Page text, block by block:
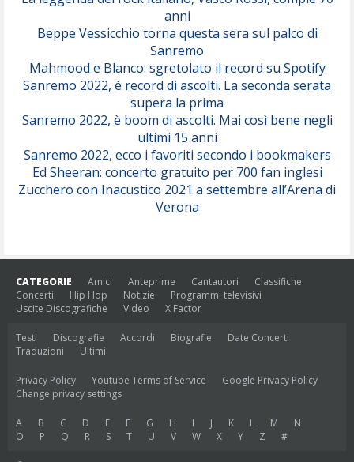
anni
Beppe Vessicchio torna questa sera sul palco di
Sanremo
Mahmood e Blanco: sgretolato il record su Spotify
Sanremo 2022, è record di ascolti. La seconda serata
supera la prima
Sanremo 2022, è boom di ascolti. Mai così bene negli
ultimi 15 anni
Sanremo 2022, ecco i favoriti secondo i bookmakers
Ed Sheeran: concerto gratuito per 700 fan inglesi
Zucchero con Inacustico 2021 a settembre all’Arena di
Verona
CATEGORIE Amici Anteprime Cantautori
Classifiche
Concerti
Hip Hop Notizie
Programmi televisivi
Uscite Discografiche
Video X Factor
Testi Discografie Accordi Biografie
Date Concerti
Traduzioni
Ultimi
Privacy Policy Youtube Terms of Service
Google Privacy Policy
Change privacy settings
A B C D E F G H I J K L M
N
O
P Q R S T U V W X Y Z #